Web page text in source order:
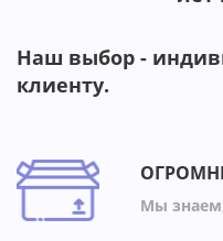
Наш выбор -
клиенту.
Мы